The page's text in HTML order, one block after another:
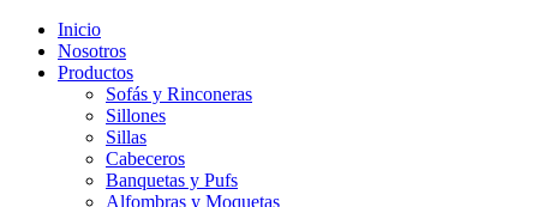
Inicio
Nosotros
Productos
Sofás y Rinconeras
Sillones
Sillas
Cabeceros
Banquetas y Pufs
Alfombras y Moquetas